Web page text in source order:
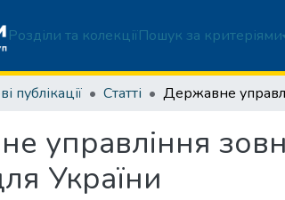
Розділи та колекціїПошук за критеріями
публікації Статті
управління
України